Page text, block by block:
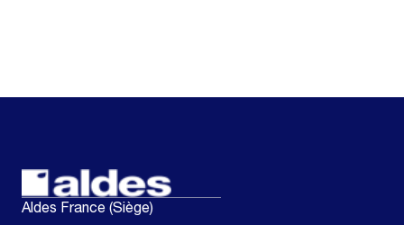
Aldes France (Siège)